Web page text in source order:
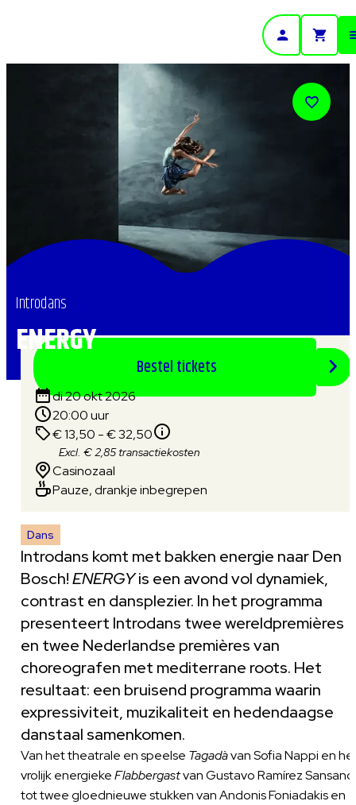
ENERGY
Introdans
Dans
Introdans komt met bakken energie naar Den
Bosch!ENERGYis een avond vol dynamiek,
contrast en dansplezier. In het programma
presenteert Introdans twee wereldpremières
en twee Nederlandse premières van
choreografen met mediterrane roots. Het
resultaat: een bruisend programma waarin
expressiviteit, muzikaliteit en hedendaagse
danstaal samenkomen.
Van het theatrale en speelse Tagadàvan Sofia Nappi en
vrolijk energiekeFlabbergastvan Gustavo Ramírez Sansano
tot twee gloednieuwe stukken van Andonis Foniadakis en
Bestel tickets
di 20 okt 2026
20:00 uur
€ 13,50 - € 32,50
Excl. € 2,85 transactiekosten
Casinozaal
Pauze, drankje inbegrepen